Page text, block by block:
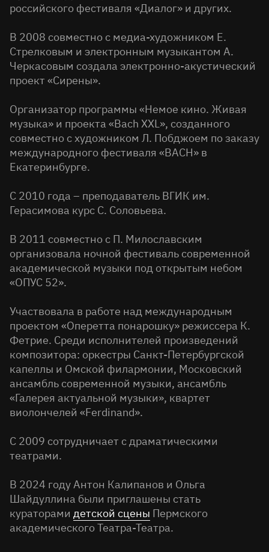
российского фестиваля «Диалог» и других.
В 2008 совместно с медиа-художником Е.
Стрелковым и электронным музыкантом А.
Черкасовым создала электронно-акустический
проект «Сирены».
Организатор программы «Немое кино. Живая
музыка» и проекта «Bach XXL», созданного
совместно с художником Л. Побджоем по заказу
международного фестиваля «BACH» в
Екатеринбурге.
С 2010 года – преподаватель ВГИК им.
Герасимова курс С. Соловьева.
В 2011 совместно с П. Милославским
организовала ночной фестиваль современной
академической музыки под открытым небом
«ОПУС 52».
Участвовала в работе над международным
проектом «Оперетта понарошку» режиссера К.
Фетрие. Среди исполнителей произведений
композитора: оркестры Санкт-Петербургской
капеллы и Омской филармонии, Московский
ансамбль современной музыки, ансамбль
«Галерея актуальной музыки», квартет
виолончелей «Ferdinand».
С 2009 сотрудничает с драматическими
театрами.
В 2024 году Антон Калипанов и Ольга
Шайдуллина были приглашены стать
кураторами детской сцены Пермского
академического Театра-Театра.